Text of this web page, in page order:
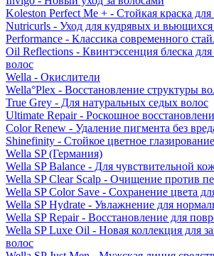
Koleston Perfect Me + - Стойкая краска для
Nutricurls - Уход для кудрявых и вьющихся
Performance - Классика современного
Oil Reflections - Квинтэссенция блеска
волос
Wella - Окислители
Wella°Plex - Восстановление структуры
True Grey - Для натуральных седых волос
Ultimate Repair - Роскошное
Color Renew - Удаление пигмента без
Shinefinity - Стойкое цветное
Wella SP (Германия)
Wella SP Balance - Для чувствительной
Wella SP Clear Scalp - Очищение против
Wella SP Color Save - Сохранение цвета
Wella SP Hydrate - Увлажнение для
Wella SP Repair - Восстановление для
Wella SP Luxe Oil - Новая коллекция для
волос